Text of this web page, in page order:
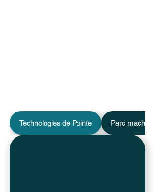
Technologies de Pointe Parc machine